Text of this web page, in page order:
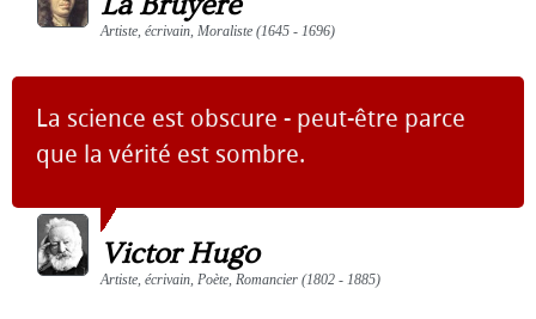
Artiste, écrivain, Moraliste (1645 - 1696)
La science est obscure - peut-être parce
que la vérité est sombre.
Victor Hugo
Artiste, écrivain, Poète, Romancier (1802 - 1885)